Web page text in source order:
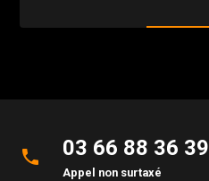
phone 03 66 88 36 39
Appel non surtaxé